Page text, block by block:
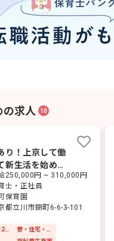
の求人 10
り！上京して働
新生活を始めら
250,000円 ~ 310,000円
士・正社員
保育園
都立川市錦町6-6-3-101